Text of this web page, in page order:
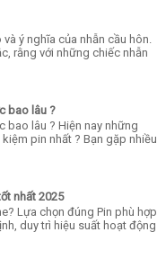
ý nghĩa của nhẫn cầu hôn.
rằng với những chiếc nhẫn
bao lâu ?
bao lâu ? Hiện nay những
pin nhất ? Bạn gặp nhiều
nhất 2025
Lựa chọn đúng Pin phù hợp
duy trì hiệu suất hoạt động